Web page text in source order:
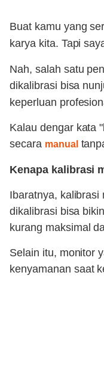
Buat kamu yang
karya kita. Tapi
Nah, salah satu
dikalibrasi bisa
keperluan
Kalau dengar kata
secara manual
Kenapa kalibrasi
Ibaratnya, kalibrasi
dikalibrasi bisa
kurang maksimal
Selain itu, monitor
kenyamanan saat